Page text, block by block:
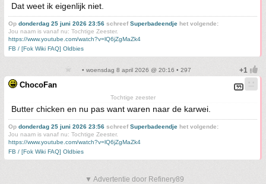
Dat weet ik eigenlijk niet.
Op donderdag 25 juni 2026 23:56 schreefSuperbadeendje het volgende:
Jou naam is vanaf nu: Tochtige Zeester.
https://www.youtube.com/watch?v=lQ6jZgMaZk4
FB / [Fok Wiki FAQ] Oldbies
• woensdag 8 april 2026 @ 20:16 • 297
ChocoFan
Tochtige zeester
Butter chicken en nu pas want waren naar de karwei.
Op donderdag 25 juni 2026 23:56 schreefSuperbadeendje het volgende:
Jou naam is vanaf nu: Tochtige Zeester.
https://www.youtube.com/watch?v=lQ6jZgMaZk4
FB / [Fok Wiki FAQ] Oldbies
▼ Advertentie door Refinery89